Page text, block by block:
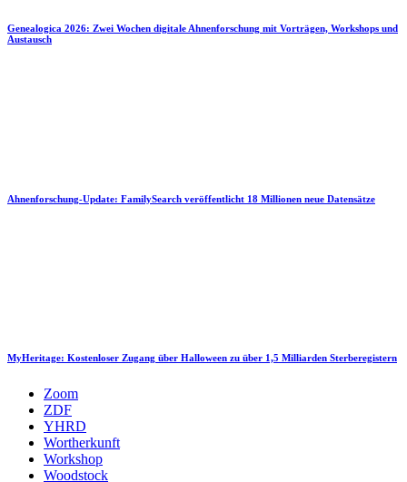
Genealogica 2026: Zwei Wochen digitale Ahnenforschung mit Vorträgen, Workshops und
Austausch
Ahnenforschung-Update: FamilySearch veröffentlicht 18 Millionen neue Datensätze
MyHeritage: Kostenloser Zugang über Halloween zu über 1,5 Milliarden Sterberegistern
Zoom
ZDF
YHRD
Wortherkunft
Workshop
Woodstock